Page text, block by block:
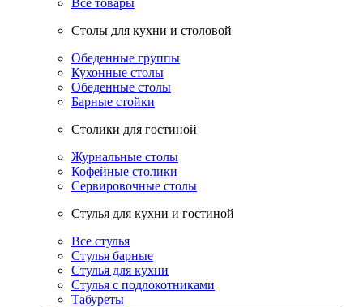
Все товары
Столы для кухни и столовой
Обеденные группы
Кухонные столы
Обеденные столы
Барные стойки
Столики для гостиной
Журнальные столы
Кофейные столики
Сервировочные столы
Стулья для кухни и гостиной
Все стулья
Стулья барные
Стулья для кухни
Стулья с подлокотниками
Табуреты